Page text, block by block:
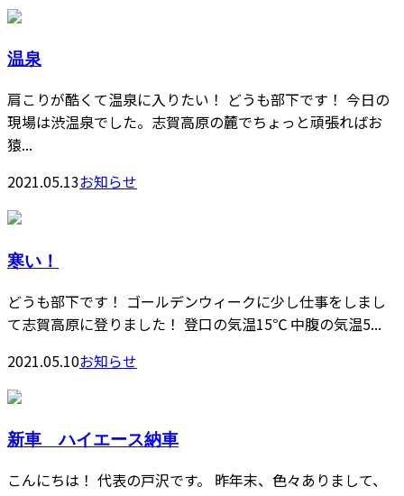
温泉
肩こりが酷くて温泉に入りたい！ どうも部下です！ 今日の
現場は渋温泉でした。志賀高原の麓でちょっと頑張ればお
猿...
2021.05.13お知らせ
寒い！
どうも部下です！ ゴールデンウィークに少し仕事をしまし
て志賀高原に登りました！ 登口の気温15℃ 中腹の気温5...
2021.05.10お知らせ
新車 ハイエース納車
こんにちは！ 代表の戸沢です。 昨年末、色々ありまして、